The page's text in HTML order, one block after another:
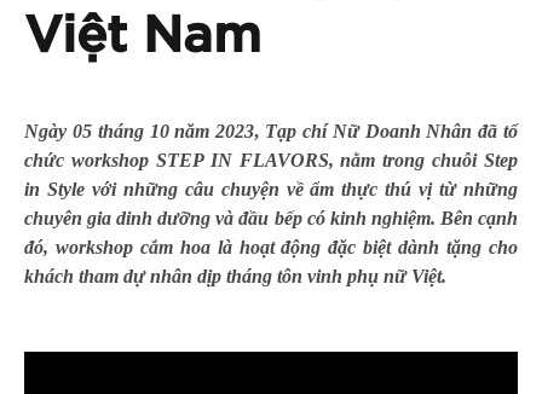
Việt Nam
Ngày 05 tháng 10 năm 2023, Tạp chí Nữ Doanh Nhân đã tổ
chức workshop STEP IN FLAVORS, nằm trong chuỗi Step
in Style với những câu chuyện về ẩm thực thú vị từ những
chuyên gia dinh dưỡng và đầu bếp có kinh nghiệm. Bên cạnh
đó, workshop cắm hoa là hoạt động đặc biệt dành tặng cho
khách tham dự nhân dịp tháng tôn vinh phụ nữ Việt.